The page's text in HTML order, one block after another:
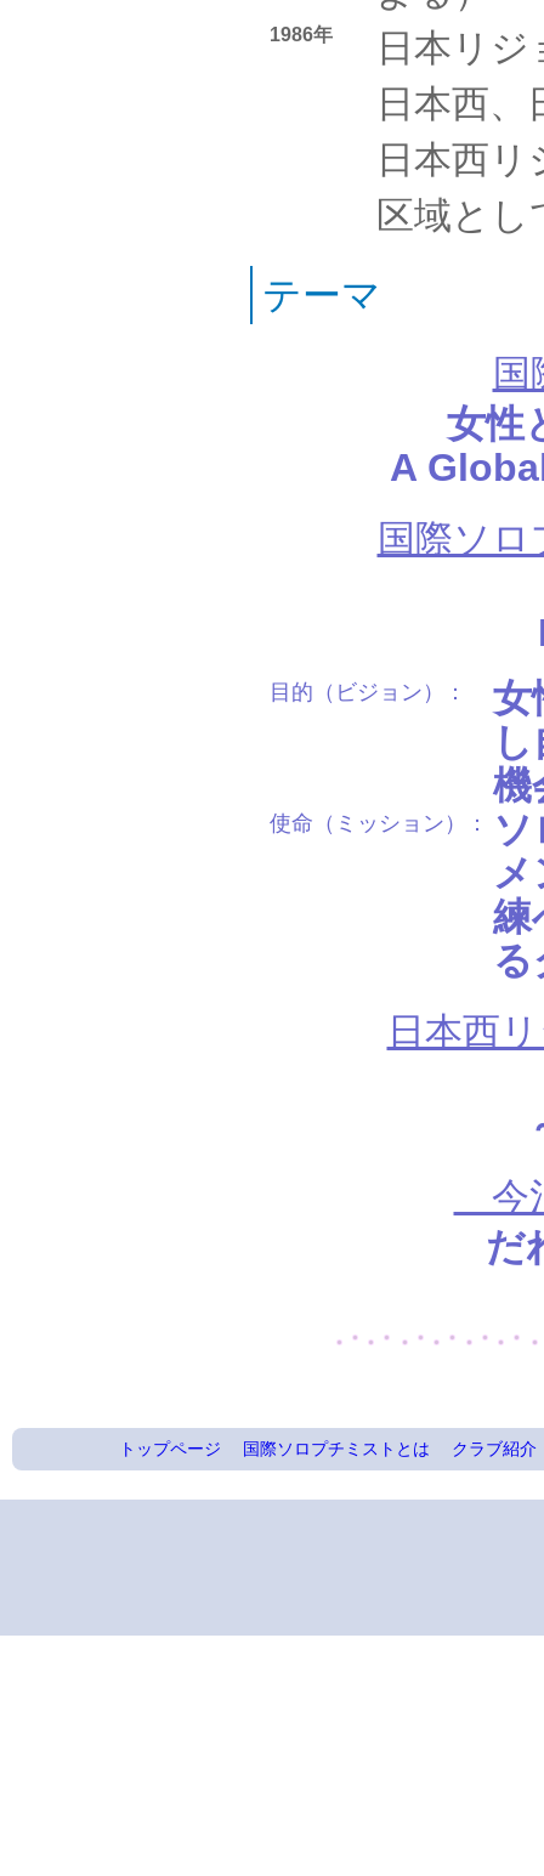
1986年
日本リ
日本西
日本西
区域とし
テーマ
女性
A
国際ソ
目的（ビジョン）：
女
機
使命（ミッション）：
練
日本西
今
だ
トップページ 国際ソロプチミストとは クラブ紹介